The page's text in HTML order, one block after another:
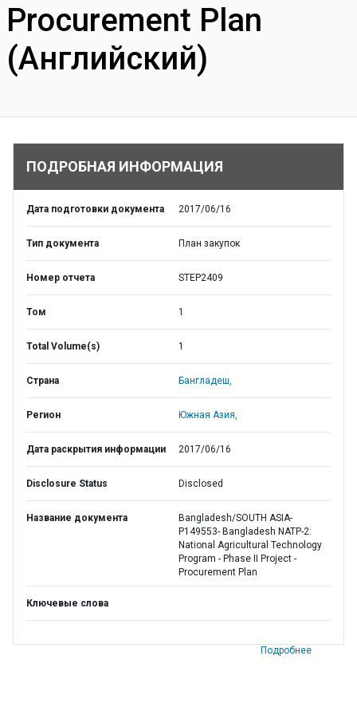
Procurement Plan
(Английский)
ПОДРОБНАЯ ИНФОРМАЦИЯ
Дата подготовки документа 2017/06/16
Тип документа План закупок
Номер отчета STEP2409
Том 1
Total Volume(s) 1
Страна Бангладеш,
Регион Южная Азия,
Дата раскрытия информации 2017/06/16
Disclosure Status Disclosed
Название документа
Bangladesh/SOUTH ASIA-
P149553- Bangladesh NATP-2:
National Agricultural Technology
Program - Phase II Project -
Procurement Plan
Ключевые слова
Подробнее